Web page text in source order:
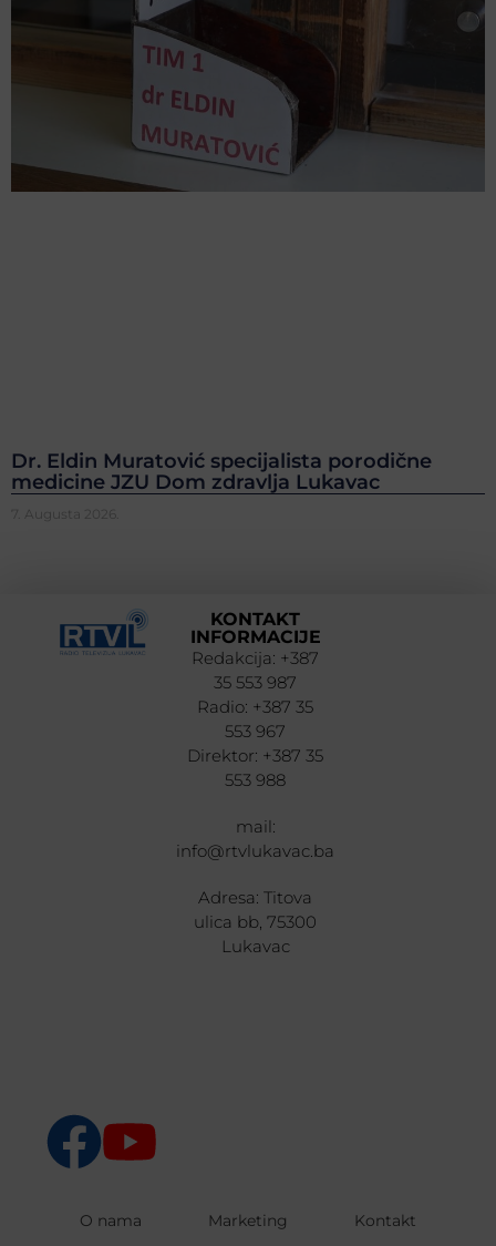
Dr. Eldin Muratović specijalista porodične
medicine JZU Dom zdravlja Lukavac
7. Augusta 2026.
KONTAKT
INFORMACIJE
Redakcija: +387
35 553 987
Radio: +387 35
553 967
Direktor: +387 35
553 988
mail:
info@rtvlukavac.ba
Adresa: Titova
ulica bb, 75300
Lukavac
O nama Marketing Kontakt